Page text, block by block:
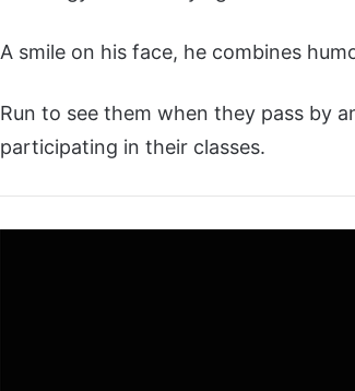
A smile on his face, he combines
Run to see them when they pass by
participating in their classes.